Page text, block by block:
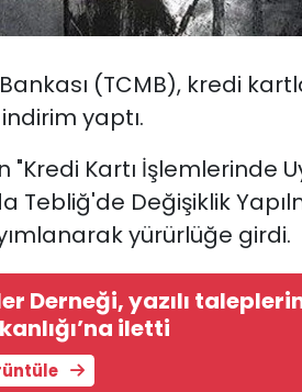
(TCMB), kredi
yaptı.
"Kredi Kartı İşlemlerinde
Tebliğ'de Değişiklik
yürürlüğe girdi.
Derneği, yazılı
iletti